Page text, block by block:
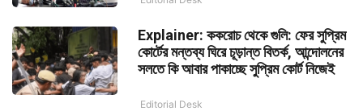
Explainer: ককরোচ থেকে গুলি: ফের সুপ্রিম
কোর্টের মন্তব্য ঘিরে চূড়ান্ত বিতর্ক, আন্দোলনের
সলতে কি আবার পাকাচ্ছে সুপ্রিম কোর্ট নিজেই
Editorial Desk